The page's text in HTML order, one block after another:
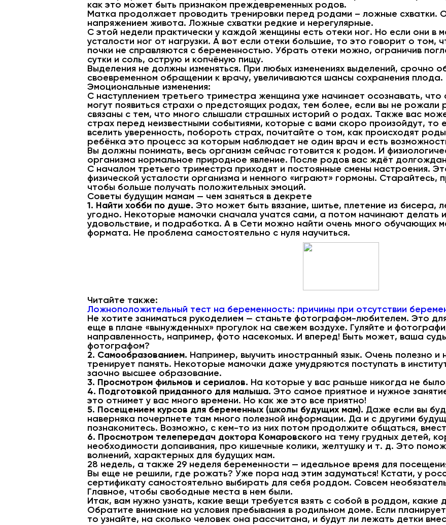
как это может быть признаком преждевременных родов.
Матка продолжает проводить тренировки перед родами – ложные схватки.
напряжением живота. Ложные схватки редкие и нерегулярные.
С этой недели практически у каждой женщины есть отеки ног. Но если они в
усталости ног от нагрузки. А вот если отеки большие, то это говорит о том,
почки не справляются с беременностью. Убрать отеки можно, ограничив
сутки и соль, острую и копчёную пищу.
Выделения не должны изменяться. При любых изменениях выделений, срочно
своевременном обращении к врачу, увеличиваются шансы сохранения плода.
Эмоциональные изменения:
С наступлением третьего триместра женщина уже начинает осознавать,
могут появиться страхи о предстоящих родах, тем более, если вы не
связаны с тем, что много слышали страшных историй о родах. Также вас
страх перед неизвестными событиями, которые с вами скоро произойдут, то
вселить уверенность, побороть страх, почитайте о том, как происходят
ребёнка это процесс за которым наблюдает не один врач и есть
Вы должны понимать, весь организм сейчас готовится к родом. И
организма нормальное природное явление. После родов вас ждёт
С началом третьего триместра приходят и постоянные смены настроения.
физической усталости организма и немного «играют» гормоны. Старайтесь,
чтобы больше получать положительных эмоций.
Советы будущим мамам — чем заняться в декрете
1. Найти хобби по душе. Это может быть вязание, шитье, плетение из бисера,
угодно. Некоторые мамочки сначала учатся сами, а потом начинают делать
удовольствие, и подработка. А в Сети можно найти очень много обучающих
формата. Не проблема самостоятельно с нуля научиться.
Читайте также:
Ложноположительный тест на беременность: причины при отсутствии
Не хотите заниматься рукоделием — станьте фотографом-любителем. Это
еще в плане «вынужденных» прогулок на свежем воздухе. Гуляйте и
направленность, например, фото насекомых. И вперед! Быть может, ваша
фотографом?
2. Самообразованием. Например, выучить иностранный язык. Очень полезно и
тренирует память. Некоторые мамочки даже умудряются поступать в
заочно высшее образование.
3. Просмотром фильмов и сериалов. На которые у вас раньше никогда не
4. Подготовкой приданного для малыша. Это самое приятное и нужное
это отнимет у вас много времени. Но как же это все приятно!
5. Посещением курсов для беременных (школы будущих мам). Даже если вы
наверняка почерпнете там много полезной информации. Да и с другими
познакомитесь. Возможно, с кем-то из них потом продолжите общаться,
6. Просмотром телепередач доктора Комаровского на тему грудных детей,
необходимости допаивания, про кишечные колики, желтушку и т. д. Это
волнений, характерных для будущих мам.
28 недель, а также 29 неделя беременности — идеальное время для
Вы еще не решили, где рожать? Уже пора над этим задуматься! Кстати, у
сертификату самостоятельно выбирать для себя роддом. Совсем
Главное, чтобы свободные места в нем были.
Итак, вам нужно узнать, какие вещи требуется взять с собой в роддом, какие
Обратите внимание на условия пребывания в родильном доме. Если
то узнайте, на сколько человек она рассчитана, и будут ли лежать детки